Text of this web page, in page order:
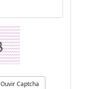
Ouvir Captcha